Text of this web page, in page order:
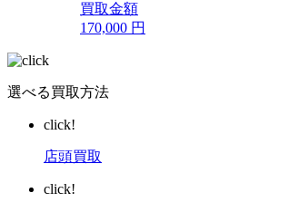
買取金額
170,000 円
選べる買取方法
click!
店頭買取
click!